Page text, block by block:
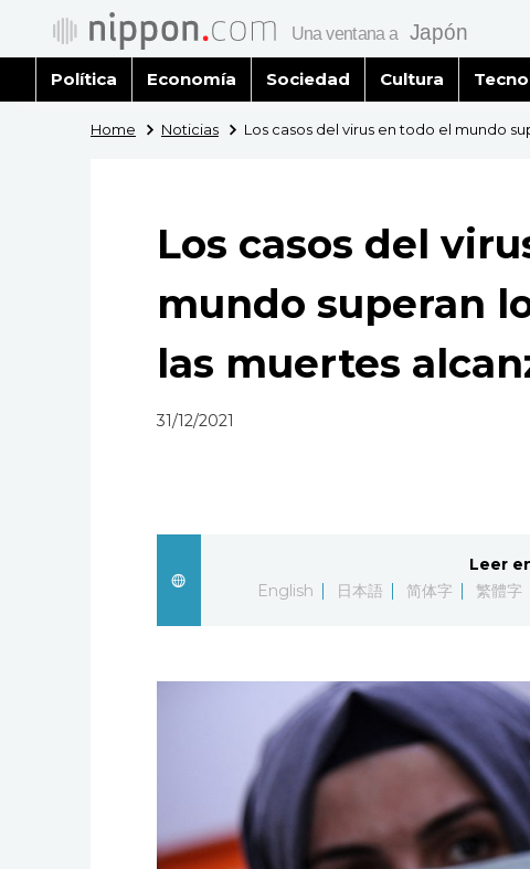
Política Economía Sociedad Cultura
Home Noticias Los casos del virus en todo el mundo
Los casos del
mundo superan
las muertes
31/12/2021
Leer
English
日本語 简体字 繁體字